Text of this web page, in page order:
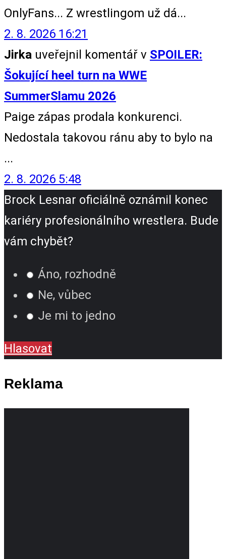
OnlyFans... Z wrestlingom už dá...
2. 8. 2026 16:21
Jirka uveřejnil komentář v SPOILER:
Šokující heel turn na WWE
SummerSlamu 2026
Paige zápas prodala konkurenci.
Nedostala takovou ránu aby to bylo na
...
2. 8. 2026 5:48
Brock Lesnar oficiálně oznámil konec
kariéry profesionálního wrestlera. Bude
vám chybět?
Áno, rozhodně
Ne, vůbec
Je mi to jedno
Hlasovat
Reklama